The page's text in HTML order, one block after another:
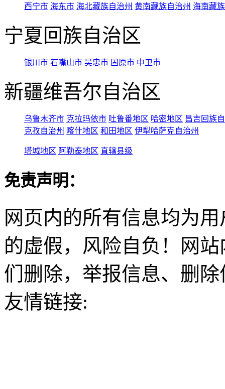
西宁市 海东市 海北藏族自治州 黄南藏族自治州 海南藏
宁夏回族自治区
银川市 石嘴山市 吴忠市 固原市 中卫市
新疆维吾尔自治区
乌鲁木齐市 克拉玛依市 吐鲁番地区 哈密地区 昌吉回族
克孜自治州 喀什地区 和田地区 伊犁哈萨克自治州
塔城地区 阿勒泰地区 直辖县级
免责声明：
网页内的所有信息均为
的虚假，风险自负！网
们删除，举报信息、删
友情链接: